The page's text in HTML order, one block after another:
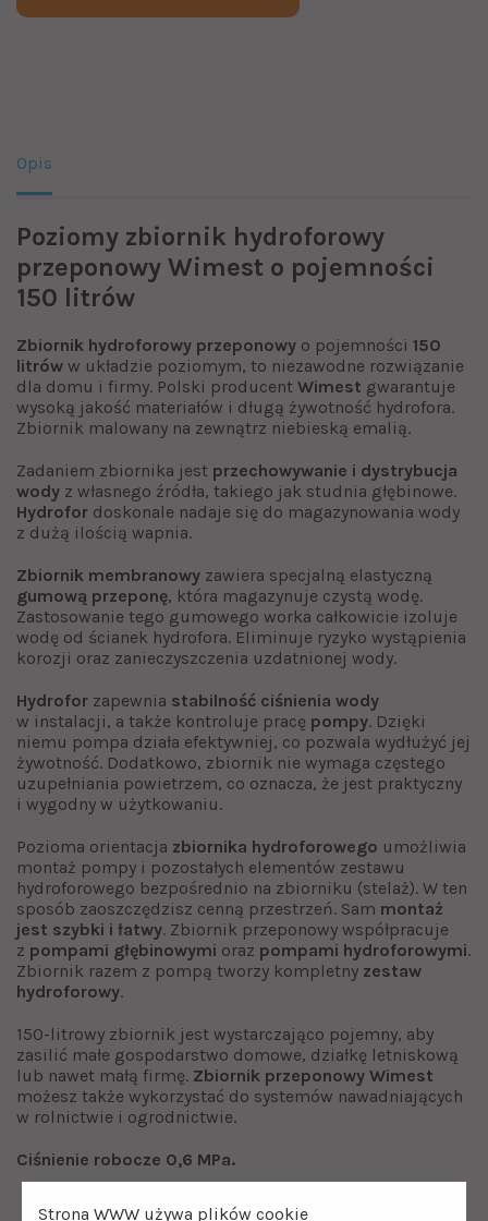
Opis
Poziomy zbiornik hydroforowy
przeponowy Wimest o pojemności
150 litrów
Zbiornik hydroforowy przeponowy o pojemności 150
litrów w układzie poziomym, to niezawodne rozwiązanie
dla domu i firmy. Polski producent Wimest gwarantuje
wysoką jakość materiałów i długą żywotność hydrofora.
Zbiornik malowany na zewnątrz niebieską emalią.
Zadaniem zbiornika jest przechowywanie i dystrybucja
wody z własnego źródła, takiego jak studnia głębinowe.
Hydrofor doskonale nadaje się do magazynowania wody
z dużą ilością wapnia.
Zbiornik membranowy zawiera specjalną elastyczną
gumową przeponę, która magazynuje czystą wodę.
Zastosowanie tego gumowego worka całkowicie izoluje
wodę od ścianek hydrofora. Eliminuje ryzyko wystąpienia
korozji oraz zanieczyszczenia uzdatnionej wody.
Hydrofor zapewnia stabilność ciśnienia wody
w instalacji, a także kontroluje pracę pompy. Dzięki
niemu pompa działa efektywniej, co pozwala wydłużyć jej
żywotność. Dodatkowo, zbiornik nie wymaga częstego
uzupełniania powietrzem, co oznacza, że jest praktyczny
i wygodny w użytkowaniu.
Pozioma orientacja zbiornika hydroforowego umożliwia
montaż pompy i pozostałych elementów zestawu
hydroforowego bezpośrednio na zbiorniku (stelaż). W ten
sposób zaoszczędzisz cenną przestrzeń. Sam montaż
jest szybki i łatwy. Zbiornik przeponowy współpracuje
z pompami głębinowymi oraz pompami hydroforowymi.
Zbiornik razem z pompą tworzy kompletny zestaw
hydroforowy.
150-litrowy zbiornik jest wystarczająco pojemny, aby
zasilić małe gospodarstwo domowe, działkę letniskową
lub nawet małą firmę. Zbiornik przeponowy Wimest
możesz także wykorzystać do systemów nawadniających
w rolnictwie i ogrodnictwie.
Ciśnienie robocze 0,6 MPa.
Strona WWW używa plików cookie